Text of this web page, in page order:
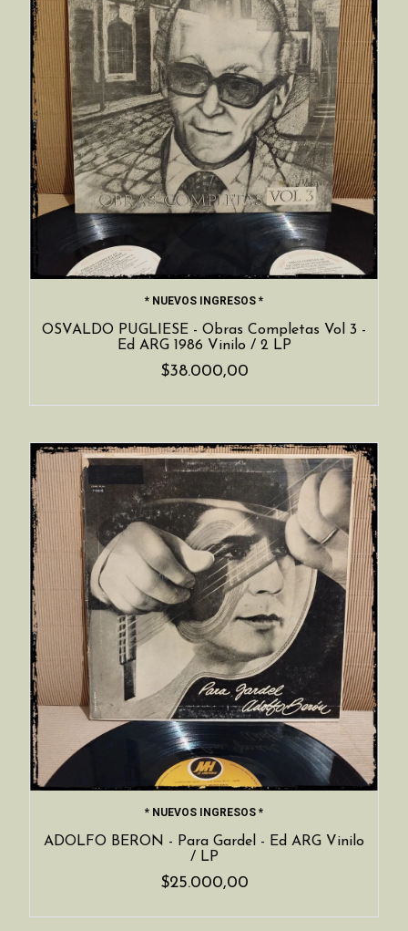
* NUEVOS INGRESOS *
OSVALDO PUGLIESE - Obras Completas Vol 3 -
Ed ARG 1986 Vinilo / 2 LP
$38.000,00
* NUEVOS INGRESOS *
ADOLFO BERON - Para Gardel - Ed ARG Vinilo
/ LP
$25.000,00